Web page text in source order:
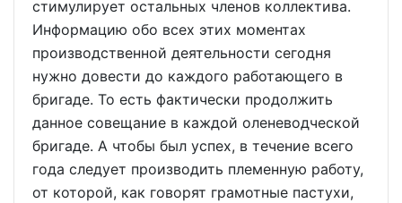
стимулирует остальных членов коллектива.
Информацию обо всех этих моментах
производственной деятельности сегодня
нужно довести до каждого работающего в
бригаде. То есть фактически продолжить
данное совещание в каждой оленеводческой
бригаде. А чтобы был успех, в течение всего
года следует производить племенную работу,
от которой, как говорят грамотные пастухи,